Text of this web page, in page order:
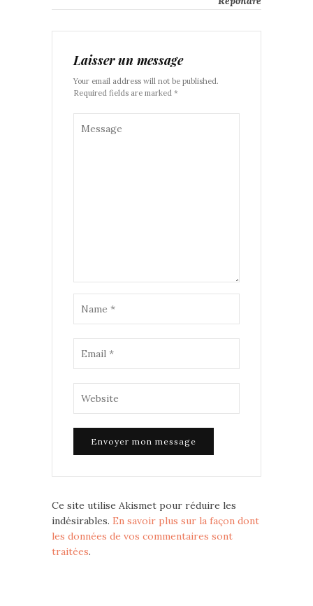
Laisser un message
Your email address will not be published.
Required fields are marked *
Ce site utilise Akismet pour réduire les
indésirables. En savoir plus sur la façon dont
les données de vos commentaires sont
traitées.